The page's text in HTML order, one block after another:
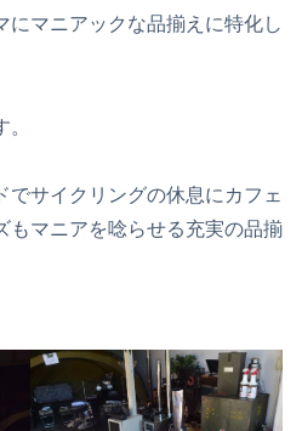
にマニアックな品揃えに特化し
でサイクリングの休息にカフェ
もマニアを唸らせる充実の品揃